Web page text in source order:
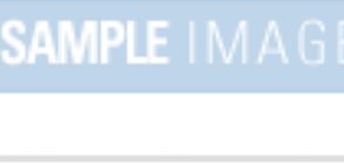
[2022] 제로패키지 / 모션그래픽 영상 제작